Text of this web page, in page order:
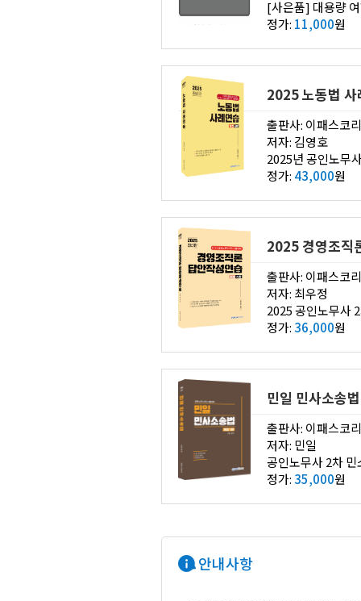
[사은품] 대용량
정가: 11,000원
2025 노동법 사
출판사: 이패스코
저자: 김영호
2025년 공인노무
정가: 43,000원
2025 경영조직
출판사: 이패스코
저자: 최우정
정가: 36,000원
민일 민사소송
출판사: 이패스코
저자: 민일
공인노무사 2차
정가: 35,000원
안내사항